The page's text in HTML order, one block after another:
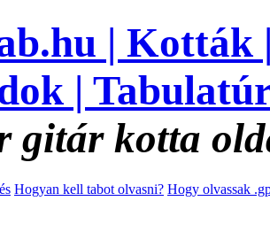
gitár kotta
Hogyan kell tabot olvasni? Hogy olvassak